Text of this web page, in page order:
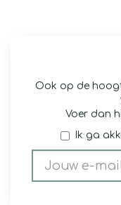
Ook op de
Voer dan
Ik ga